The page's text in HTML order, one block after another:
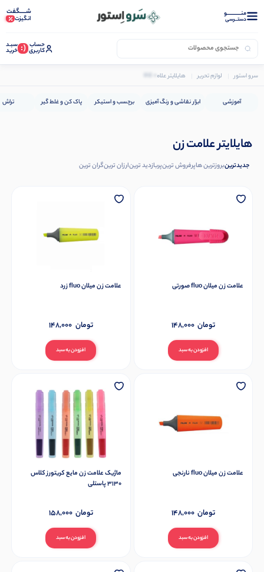
منــــــــــــو
دستــرسی
شـــــگفت
انگیزت
حساب
کاربری (: سبـد
خرید
سرو استور لوازم تحریر هایلایتر علامت زن
آموزشی ابزار نقاشی و رنگ آمیزی برچسب و استیکر پاک کن و غلط گیر تراش
هایلایتر علامت زن
جدیدترینبروزترین هاپرفروش ترینپربازدید ترینارزان ترینگران ترین
علامت زن میلان fluo صورتی
افزودن به سبد
148,000 تومان
علامت زن میلان fluo زرد
افزودن به سبد
148,000 تومان
علامت زن میلان fluo نارنجی
افزودن به سبد
148,000 تومان
ماژیک علامت زن مایع کریتورز کلاس
3130 پاستلی
افزودن به سبد
158,000 تومان